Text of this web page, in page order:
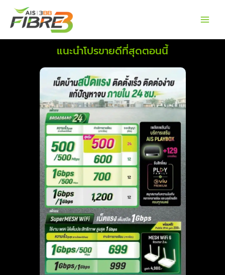
content
แนะนำโปรขายดีที่สุดตอนนี้